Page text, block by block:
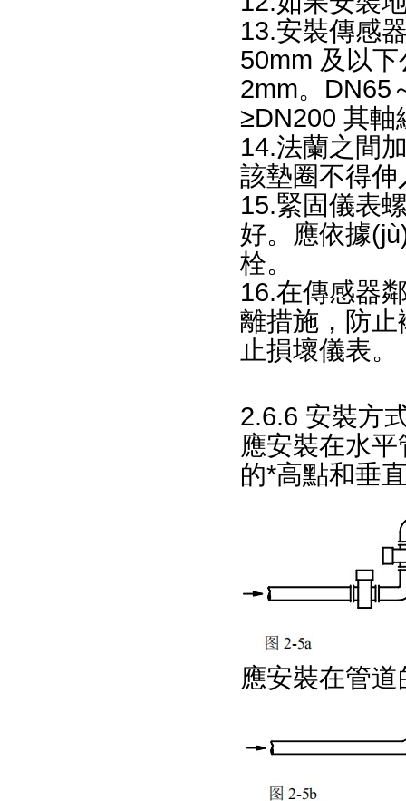
13.安裝傳感
50mm 及以下
2mm。DN65
≥DN200 其
14.法蘭之間
該墊圈不得伸
15.緊固儀表螺
好。應依
栓。
16.在傳感器
離措施，防
止損壞儀表。
2.6.6 安裝方
應安裝在水平
的*高點和垂
應安裝在管道